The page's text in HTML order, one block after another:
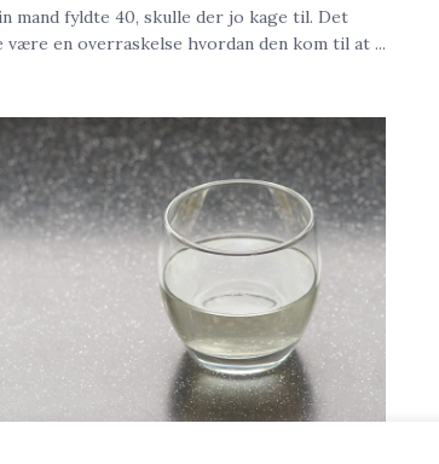
mand fyldte 40, skulle der jo kage til. Det
være en overraskelse hvordan den kom til at ...